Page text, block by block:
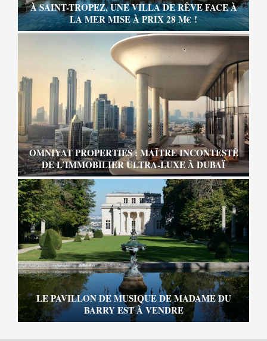
À SAINT-TROPEZ, UNE VILLA DE RÊVE FACE À
LA MER MISE À PRIX 28 M€ !
OMNIYAT PROPERTIES : MAÎTRE INCONTESTÉ
DE L’IMMOBILIER ULTRA-LUXE À DUBAÏ
LE PAVILLON DE MUSIQUE DE MADAME DU
BARRY EST À VENDRE